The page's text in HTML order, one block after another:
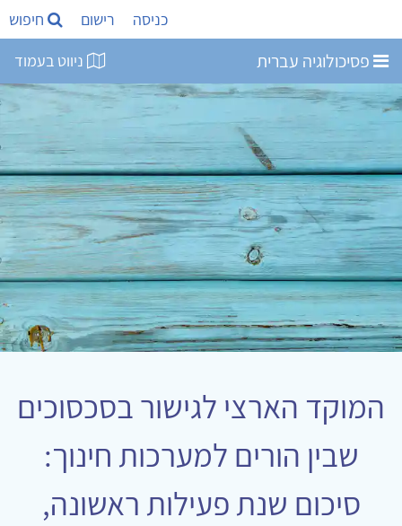
כניסה רישום חיפוש
פסיכולוגיה עברית ניווט בעמוד
המוקד הארצי לגישור בסכסוכים
שבין הורים למערכות חינוך:
סיכום שנת פעילות ראשונה,